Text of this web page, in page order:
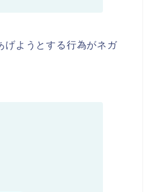
げようとする行為がネガ